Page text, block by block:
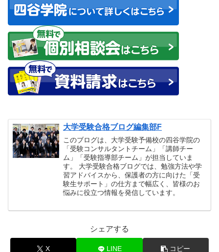
大学受験合格ブログ編集部F
このブログは、大学受験予備校の四谷学院の
「受験コンサルタントチーム」「講師チー
ム」「受験指導部チーム」が担当していま
す。 大学受験合格ブログでは、勉強方法や学
習アドバイスから、保護者の方に向けた「受
験生サポート」の仕方まで幅広く、皆様のお
悩みに役立つ情報を発信しています。
シェアする
X LINE コピー